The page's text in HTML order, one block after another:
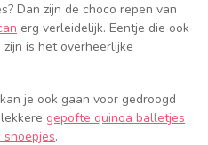
Dan zijn de choco repen van
erg verleidelijk. Eentje die ook
is het overheerlijke
je ook gaan voor gedroogd
gepofte quinoa balletjes
snoepjes.